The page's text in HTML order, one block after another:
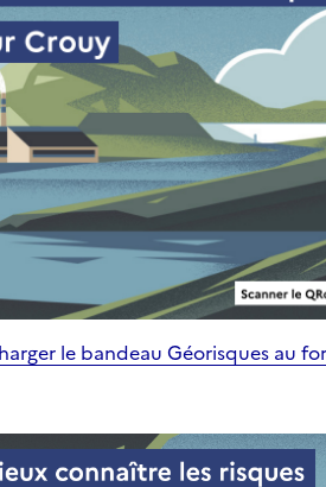
le bandeau Géorisques au